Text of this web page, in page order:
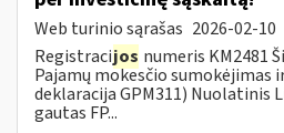
Web turinio sąrašas 2026-02-10
Registracijos numeris KM2481
Pajamų mokesčio sumokėjimas
deklaracija GPM311) Nuolatinis
gautas FP...